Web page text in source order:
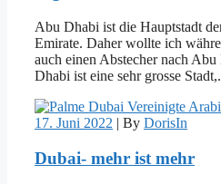
Abu Dhabi ist die Hauptstadt
Emirate. Daher wollte ich
auch einen Abstecher nach
Dhabi ist eine sehr grosse
17. Juni 2022 | By DorisIn
Dubai- mehr ist mehr